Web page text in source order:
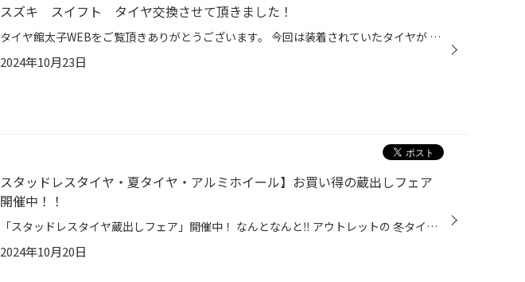
スズキ スイフト タイヤ交換させて頂きました！
タイヤ館太子WEBをご覧頂きありがとうございます。 今回は装着されていたタイヤが 溝が少なくタイヤのひび割れも進んでいましたので タイヤの交換をさせて頂きました。 装着したタイヤはブリヂストンECOPIA NH200Cです 新車装着タイヤと同等グレードで 雨の日にも安心していただける低燃費タイヤで...
2024年10月23日
スタッドレスタイヤ・夏タイヤ・アルミホイール】お買い得の蔵出しフェア
開催中！！
「スタッドレスタイヤ蔵出しフェア」開催中！ なんとなんと‼︎ アウトレットの 冬タイヤ（スタッドレスタイヤ）が 4本セットで驚きの価格です♪ 新品★現行商品★ですが、 年数が経過しているため お安くなっております!(^^)! 『年数が経っていると性能が落ちるんじゃないか？』 と不安な方もいらっしゃ...
2024年10月20日